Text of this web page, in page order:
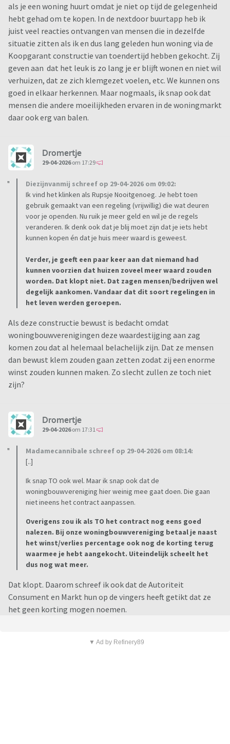
als je een woning huurt omdat je niet op tijd de gelegenheid
hebt gehad om te kopen. In de nextdoor buurtapp heb ik
juist veel reacties ontvangen van mensen die in dezelfde
situatie zitten als ik en dus lang geleden hun woning via de
Koopgarant constructie van toendertijd hebben gekocht. Zij
geven aan dat het leuk is zo lang je er blijft wonen en niet wil
verhuizen, dat ze zich klemgezet voelen, etc. We kunnen ons
goed in elkaar herkennen. Maar nogmaals, ik snap ook dat
mensen die andere moeilijkheden ervaren in de woningmarkt
daar ook erg van balen.
Dromertje
29-04-2026om 17:29
Diezijnvanmij schreef op 29-04-2026 om 09:02:
Ik vind het klinken als Rupsje Nooitgenoeg. Je hebt toen
gebruik gemaakt van een regeling (vrijwillig) die wat deuren
voor je openden. Nu ruik je meer geld en wil je de regels
veranderen. Ik denk ook dat je blij moet zijn dat je iets hebt
kunnen kopen én dat je huis meer waard is geweest.
Verder, je geeft een paar keer aan dat niemand had
kunnen voorzien dat huizen zoveel meer waard zouden
worden. Dat klopt niet. Dat zagen mensen/bedrijven wel
degelijk aankomen. Vandaar dat dit soort regelingen in
het leven werden geroepen.
Als deze constructie bewust is bedacht omdat
woningbouwverenigingen deze waardestijging aan zag
komen zou dat al helemaal belachelijk zijn. Dat ze mensen
dan bewust klem zouden gaan zetten zodat zij een enorme
winst zouden kunnen maken. Zo slecht zullen ze toch niet
zijn?
Dromertje
29-04-2026om 17:31
Madamecannibale schreef op 29-04-2026 om 08:14:
[..]
Ik snap TO ook wel. Maar ik snap ook dat de
woningbouwvereniging hier weinig mee gaat doen. Die gaan
niet ineens het contract aanpassen.
Overigens zou ik als TO het contract nog eens goed
nalezen. Bij onze woningbouwvereniging betaal je naast
het winst/verlies percentage ook nog de korting terug
waarmee je hebt aangekocht. Uiteindelijk scheelt het
dus nog wat meer.
Dat klopt. Daarom schreef ik ook dat de Autoriteit
Consument en Markt hun op de vingers heeft getikt dat ze
het geen korting mogen noemen.
▼ Ad by Refinery89